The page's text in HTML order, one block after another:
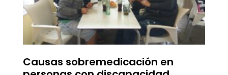
Causas sobremedicación en